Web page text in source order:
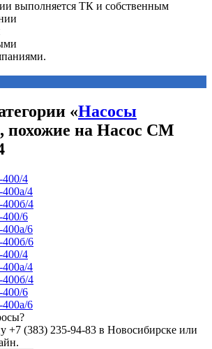
«Насосы
похожие на Насос СМ
4
4
4
6
6
6
4
4
4
6
6
+7 (383) 235-94-83 в Новосибирске или